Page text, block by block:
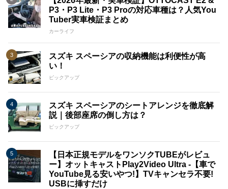
P3・P3 Lite・P3 Proの対応車種は？人気You
Tuber実車検証まとめ
カーライフ
スズキ スペーシアの収納機能は利便性が高
い！
ピックアップ
スズキ スペーシアのシートアレンジを徹底解
説｜後部座席の倒し方は？
ピックアップ
【日本正規モデルをワンソクTUBEがレビュ
ー】オットキャストPlay2Video Ultra -【車で
YouTube見る安いやつ!】TVキャンセラ不要!
USBに挿すだけ